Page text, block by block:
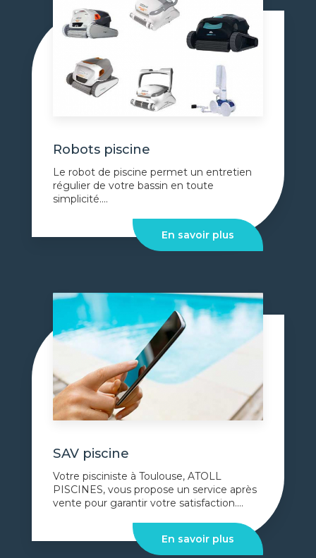
Robots piscine
Le robot de piscine permet un entretien
régulier de votre bassin en toute
simplicité....
En savoir plus
SAV piscine
Votre pisciniste à Toulouse, ATOLL
PISCINES, vous propose un service après
vente pour garantir votre satisfaction....
En savoir plus